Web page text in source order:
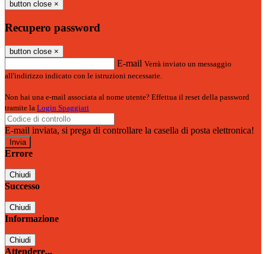
button close ×
Recupero password
button close ×
E-mail Verrà inviato un messaggio
all'indirizzo indicato con le istruzioni necessarie.
Non hai una e-mail associata al nome utente? Effettua il reset della password
tramite la Login Spaggiari
E-mail inviata, si prega di controllare la casella di posta elettronica!
Errore
Chiudi
Successo
Chiudi
Informazione
Chiudi
Attendere...